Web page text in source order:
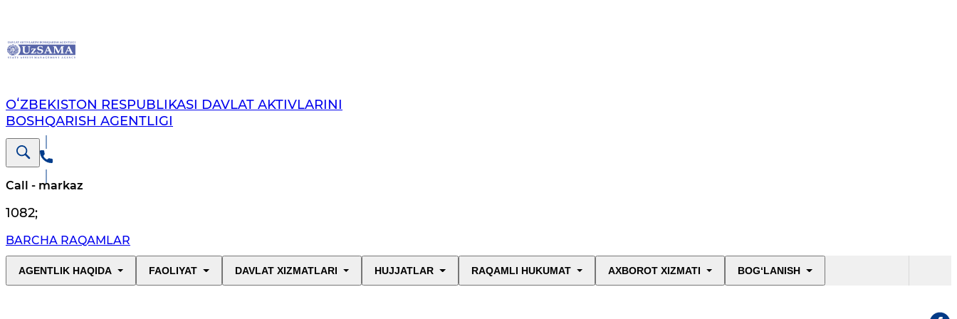
OʻZBEKISTON RESPUBLIKASI DAVLAT AKTIVLARINI
BOSHQARISH AGENTLIGI
Call - markaz
1082;
BARCHA RAQAMLAR
AGENTLIK HAQIDA FAOLIYAT DAVLAT XIZMATLARI HUJJATLAR RAQAMLI HUKUMAT AXBOROT XIZMATI BOG‘LANISH